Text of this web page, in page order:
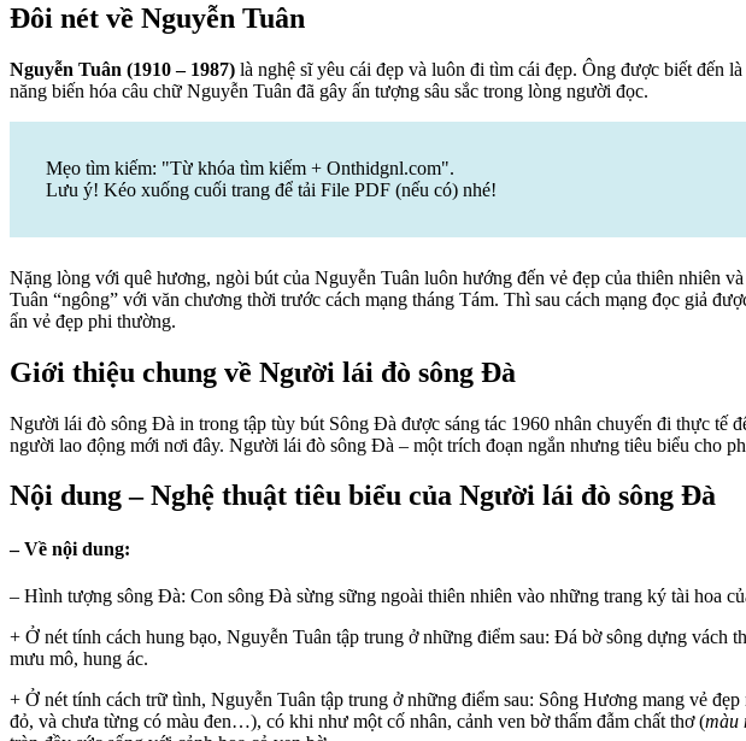
Đôi nét về Nguyễn Tuân
Nguyễn Tuân (1910 – 1987) là nghệ sĩ yêu cái đẹp và luôn đi tìm cái đẹp. Ông được biết đến
năng biến hóa câu chữ Nguyễn Tuân đã gây ấn tượng sâu sắc trong lòng người đọc.
Mẹo tìm kiếm: "Từ khóa tìm kiếm + Onthidgnl.com".
Lưu ý! Kéo xuống cuối trang để tải File PDF (nếu có) nhé!
Nặng lòng với quê hương, ngòi bút của Nguyễn Tuân luôn hướng đến vẻ đẹp của thiên nhiên
Tuân “ngông” với văn chương thời trước cách mạng tháng Tám. Thì sau cách mạng đọc giả
ẩn vẻ đẹp phi thường.
Giới thiệu chung về Người lái đò sông Đà
Người lái đò sông Đà in trong tập tùy bút Sông Đà được sáng tác 1960 nhân chuyến đi thực tế
người lao động mới nơi đây. Người lái đò sông Đà – một trích đoạn ngắn nhưng tiêu biểu cho
Nội dung – Nghệ thuật tiêu biểu của Người lái đò sông Đà
– Về nội dung:
– Hình tượng sông Đà: Con sông Đà sừng sững ngoài thiên nhiên vào những trang ký tài hoa
+ Ở nét tính cách hung bạo, Nguyễn Tuân tập trung ở những điểm sau: Đá bờ sông dựng vách
mưu mô, hung ác.
+ Ở nét tính cách trữ tình, Nguyễn Tuân tập trung ở những điểm sau: Sông Hương mang vẻ
đỏ, và chưa từng có màu đen…), có khi như một cố nhân, cảnh ven bờ thấm đẫm chất thơ (màu